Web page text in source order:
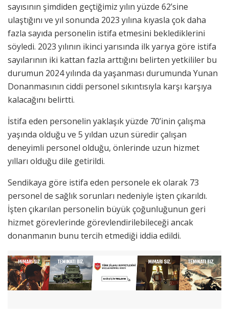
sayısının şimdiden geçtiğimiz yılın yüzde 62’sine
ulaştığını ve yıl sonunda 2023 yılına kıyasla çok daha
fazla sayıda personelin istifa etmesini beklediklerini
söyledi. 2023 yılının ikinci yarısında ilk yarıya göre istifa
sayılarının iki kattan fazla arttığını belirten yetkililer bu
durumun 2024 yılında da yaşanması durumunda Yunan
Donanmasının ciddi personel sıkıntısıyla karşı karşıya
kalacağını belirtti.
İstifa eden personelin yaklaşık yüzde 70’inin çalışma
yaşında olduğu ve 5 yıldan uzun süredir çalışan
deneyimli personel olduğu, önlerinde uzun hizmet
yılları olduğu dile getirildi.
Sendikaya göre istifa eden personele ek olarak 73
personel de sağlık sorunları nedeniyle işten çıkarıldı.
İşten çıkarılan personelin büyük çoğunluğunun geri
hizmet görevlerinde görevlendirilebileceği ancak
donanmanın bunu tercih etmediği iddia edildi.